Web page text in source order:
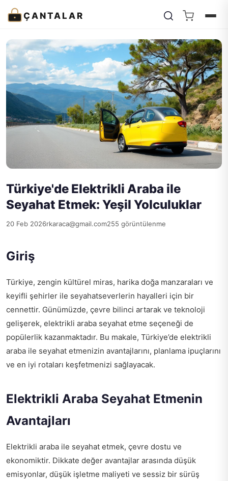
ÇANTALAR
Türkiye'de Elektrikli Araba ile
Seyahat Etmek: Yeşil Yolculuklar
20 Feb 2026rkaraca@gmail.com255 görüntülenme
Giriş
Türkiye, zengin kültürel miras, harika doğa manzaraları ve
keyifli şehirler ile seyahatseverlerin hayalleri için bir
cennettir. Günümüzde, çevre bilinci artarak ve teknoloji
gelişerek, elektrikli araba seyahat etme seçeneği de
popülerlik kazanmaktadır. Bu makale, Türkiye’de elektrikli
araba ile seyahat etmenizin avantajlarını, planlama ipuçlarını
ve en iyi rotaları keşfetmenizi sağlayacak.
Elektrikli Araba Seyahat Etmenin
Avantajları
Elektrikli araba ile seyahat etmek, çevre dostu ve
ekonomiktir. Dikkate değer avantajlar arasında düşük
emisyonlar, düşük işletme maliyeti ve sessiz bir sürüş